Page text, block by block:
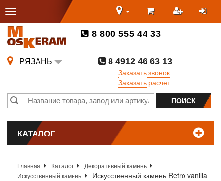
8 800 555 44 33
РЯЗАНЬ
8 4912 46 63 13
Заказать звонок
Заказать расчет
КАТАЛОГ
Главная Каталог
Декоративный камень
Искусственный камень
Искусственный камень Retro vanilla